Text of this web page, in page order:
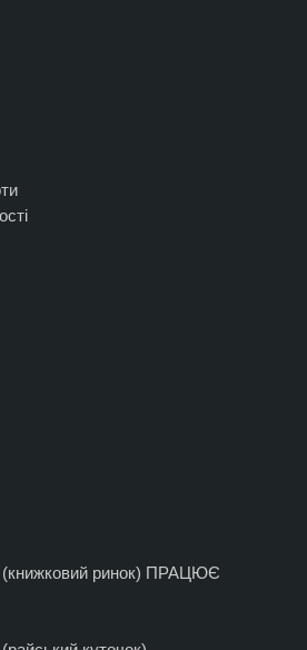
(книжковий ринок) ПРАЦЮЄ